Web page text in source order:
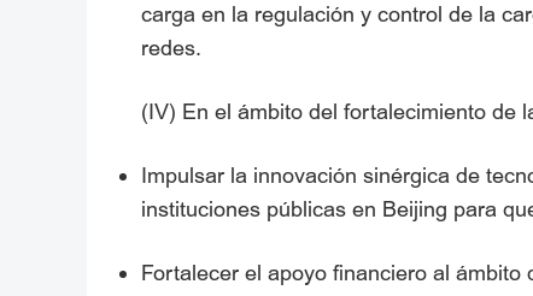
carga en la regulación y control de la
redes.
(IV) En el ámbito del fortalecimiento de
Impulsar la innovación sinérgica de
instituciones públicas en Beijing para
Fortalecer el apoyo financiero al